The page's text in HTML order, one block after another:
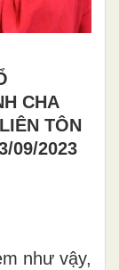
CHA
TÔN
09/2023
như vậy,